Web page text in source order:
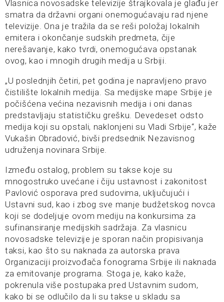
Vlasnica novosadske televizije štrajkovala je glađu jer
smatra da državni organi onemogućavaju rad njene
televizije. Ona je tražila da se reši položaj lokalnih
emitera i okončanje sudskih predmeta, čije
nerešavanje, kako tvrdi, onemogućava opstanak
ovog, kao i mnogih drugih medija u Srbiji.
„U poslednjih četiri, pet godina je napravljeno pravo
čistilište lokalnih medija. Sa medijske mape Srbije je
počišćena većina nezavisnih medija i oni danas
predstavljaju statističku grešku. Devedeset odsto
medija koji su opstali, naklonjeni su Vladi Srbije“, kaže
Vukašin Obradović, bivši predsednik Nezavisnog
udruženja novinara Srbije.
Između ostalog, problem su takse koje su
mnogostruko uvećane i čiju ustavnost i zakonitost
Pavlović osporava pred sudovima, uključujući i
Ustavni sud, kao i zbog sve manje budžetskog novca
koji se dodeljuje ovom mediju na konkursima za
sufinansiranje medijskih sadržaja. Za vlasnicu
novosadske televizije je sporan način propisivanja
taksi, kao što su naknada za autorska prava
Organizaciji proizvođača fonograma Srbije ili naknada
za emitovanje programa. Stoga je, kako kaže,
pokrenula više postupaka pred Ustavnim sudom,
kako bi se odlučilo da li su takse u skladu sa